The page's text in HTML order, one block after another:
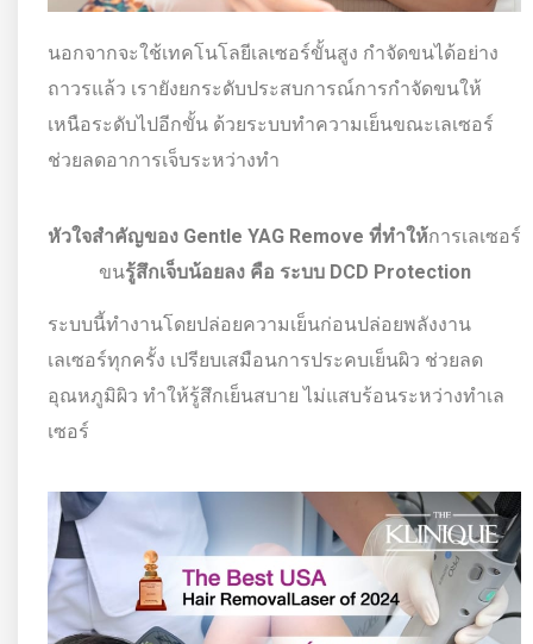
นอกจากจะใช้เทคโนโลยีเลเซอร์ขั้นสูง กำจัดขนได้อย่าง
ถาวรแล้ว เรายังยกระดับประสบการณ์การกำจัดขนให้
เหนือระดับไปอีกขั้น ด้วยระบบทำความเย็นขณะเลเซอร์
ช่วยลดอาการเจ็บระหว่างทำ
หัวใจสำคัญของ Gentle YAG Remove ที่ทำให้การเลเซอร์
ขนรู้สึกเจ็บน้อยลง คือ ระบบ DCD Protection
ระบบนี้ทำงานโดยปล่อยความเย็นก่อนปล่อยพลังงาน
เลเซอร์ทุกครั้ง เปรียบเสมือนการประคบเย็นผิว ช่วยลด
อุณหภูมิผิว ทำให้รู้สึกเย็นสบาย ไม่แสบร้อนระหว่างทำเล
เซอร์